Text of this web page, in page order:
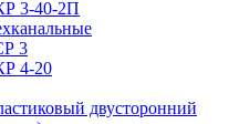
3-40-2П
3
4-20
двусторонний